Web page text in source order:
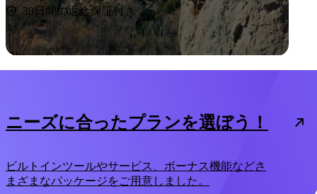
30日間の返金保証付き
ニーズに合ったプランを選ぼう！
ビルトインツールやサービス、ボーナス機能などさ
まざまなパッケージをご用意しました。